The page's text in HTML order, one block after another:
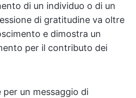
di un individuo o di un
di gratitudine va oltre
e dimostra un
per il contributo dei
per un messaggio di